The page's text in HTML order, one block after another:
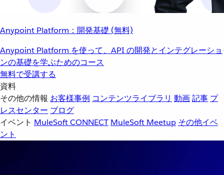
Anypoint Platform：開発基礎 (無料)
Anypoint Platform を使って、API の開発とインテグレーショ
ンの基礎を学ぶためのコース
無料で受講する
資料
その他の情報 お客様事例 コンテンツライブラリ 動画記事 プ
レスセンター ブログ
イベント MuleSoft CONNECT MuleSoft Meetup その他イベ
ント